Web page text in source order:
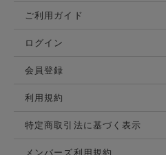
ご利用ガイド
ログイン
会員登録
利用規約
特定商取引法に基づく表示
メンバーズ利用規約